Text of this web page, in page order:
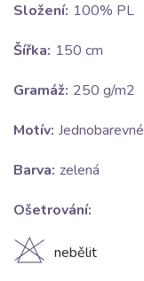
Složení: 100% PL
Šířka: 150 cm
Gramáž: 250 g/m2
Motív: Jednobarevné
Barva: zelená
Ošetrování:
H nebělit